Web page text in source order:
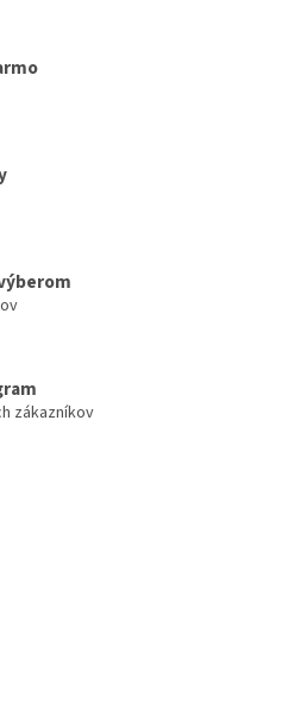
zákazníkov